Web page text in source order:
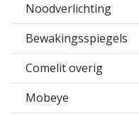
Noodverlichting
Bewakingsspiegels
Comelit overig
Mobeye